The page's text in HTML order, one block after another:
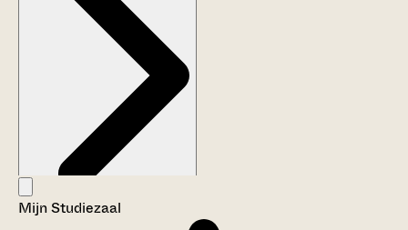
Aanwijzingen voor de gebruiker
Mijn Studiezaal